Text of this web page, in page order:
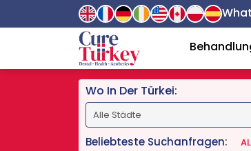
Wo In Der Türkei:
Beliebteste Suchanfragen: